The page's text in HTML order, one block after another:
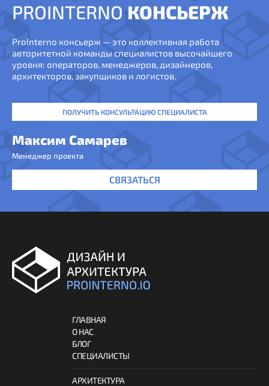
PROINTERNO КОНСЬЕРЖ
ProInterno консьерж — это коллективная работа
авторитетной команды специалистов высочайшего
уровня: операторов, менеджеров, дизайнеров,
архитекторов, закупщиков и логистов.
ПОЛУЧИТЬ КОНСУЛЬТАЦИЮ СПЕЦИАЛИСТА
Максим Самарев
Менеджер проекта
СВЯЗАТЬСЯ
ГЛАВНАЯ
О НАС
БЛОГ
СПЕЦИАЛИСТЫ
АРХИТЕКТУРА